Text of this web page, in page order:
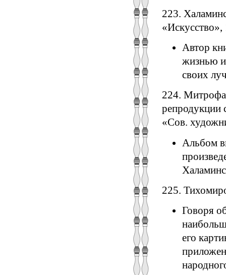
223.
Автор
жизнью и
своих
224.
репродукции
«Сов.
Альбом
225.
Говоря
его